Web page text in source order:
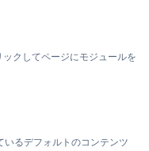
クしてページにモジュールを
るデフォルトのコンテンツ